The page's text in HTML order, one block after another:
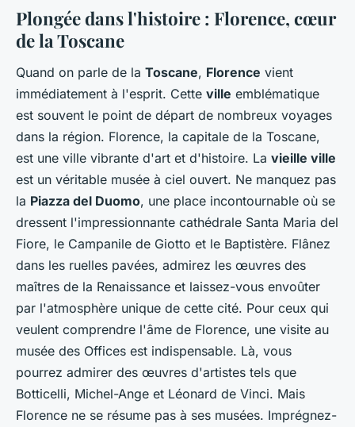
Plongée dans l'histoire : Florence, cœur
de la Toscane
Quand on parle de la Toscane, Florence vient
immédiatement à l'esprit. Cette ville emblématique
est souvent le point de départ de nombreux voyages
dans la région. Florence, la capitale de la Toscane,
est une ville vibrante d'art et d'histoire. La vieille ville
est un véritable musée à ciel ouvert. Ne manquez pas
la Piazza del Duomo, une place incontournable où se
dressent l'impressionnante cathédrale Santa Maria del
Fiore, le Campanile de Giotto et le Baptistère. Flânez
dans les ruelles pavées, admirez les œuvres des
maîtres de la Renaissance et laissez-vous envoûter
par l'atmosphère unique de cette cité. Pour ceux qui
veulent comprendre l'âme de Florence, une visite au
musée des Offices est indispensable. Là, vous
pourrez admirer des œuvres d'artistes tels que
Botticelli, Michel-Ange et Léonard de Vinci. Mais
Florence ne se résume pas à ses musées. Imprégnez-